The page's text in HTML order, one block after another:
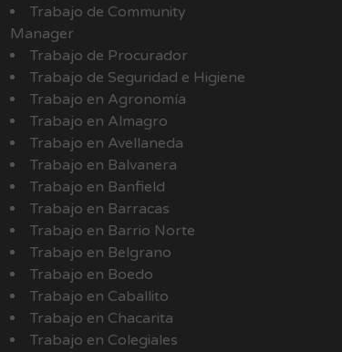
Trabajo de Community
Manager
Trabajo de Procurador
Trabajo de Seguridad e Higiene
Trabajo en Agronomía
Trabajo en Almagro
Trabajo en Avellaneda
Trabajo en Balvanera
Trabajo en Banfield
Trabajo en Barracas
Trabajo en Barrio Norte
Trabajo en Belgrano
Trabajo en Boedo
Trabajo en Caballito
Trabajo en Chacarita
Trabajo en Colegiales